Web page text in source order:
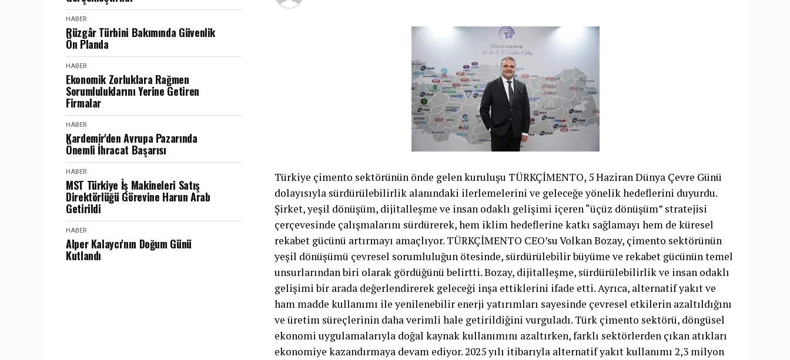
HABER
Rüzgâr Türbini Bakımında Güvenlik
Ön Planda
HABER
Ekonomik Zorluklara Rağmen
Sorumluluklarını Yerine Getiren
Firmalar
HABER
Kardemir'den Avrupa Pazarında
Önemli İhracat Başarısı
HABER
MST Türkiye İş Makineleri Satış
Direktörlüğü Görevine Harun Arab
Getirildi
HABER
Alper Kalaycı'nın Doğum Günü
Kutlandı
Türkiye çimento sektörünün önde gelen kuruluşu TÜRKÇİMENTO, 5 Haziran Dünya Çevre Günü
dolayısıyla sürdürülebilirlik alanındaki ilerlemelerini ve geleceğe yönelik hedeflerini duyurdu.
Şirket, yeşil dönüşüm, dijitalleşme ve insan odaklı gelişimi içeren “üçüz dönüşüm” stratejisi
çerçevesinde çalışmalarını sürdürerek, hem iklim hedeflerine katkı sağlamayı hem de küresel
rekabet gücünü artırmayı amaçlıyor. TÜRKÇİMENTO CEO’su Volkan Bozay, çimento sektörünün
yeşil dönüşümü çevresel sorumluluğun ötesinde, sürdürülebilir büyüme ve rekabet gücünün temel
unsurlarından biri olarak gördüğünü belirtti. Bozay, dijitalleşme, sürdürülebilirlik ve insan odaklı
gelişimi bir arada değerlendirerek geleceği inşa ettiklerini ifade etti. Ayrıca, alternatif yakıt ve
ham madde kullanımı ile yenilenebilir enerji yatırımları sayesinde çevresel etkilerin azaltıldığını
ve üretim süreçlerinin daha verimli hale getirildiğini vurguladı. Türk çimento sektörü, döngüsel
ekonomi uygulamalarıyla doğal kaynak kullanımını azaltırken, farklı sektörlerden çıkan atıkları
ekonomiye kazandırmaya devam ediyor. 2025 yılı itibarıyla alternatif yakıt kullanımı 2,3 milyon